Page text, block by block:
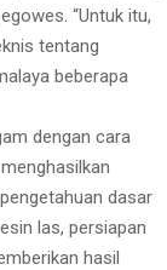
“Untuk itu,
tentang
beberapa
dengan cara
dasar
las, persiapan
hasil